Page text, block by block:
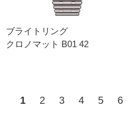
ブライトリング
クロノマット B01 42
1 2 3 4 5 6